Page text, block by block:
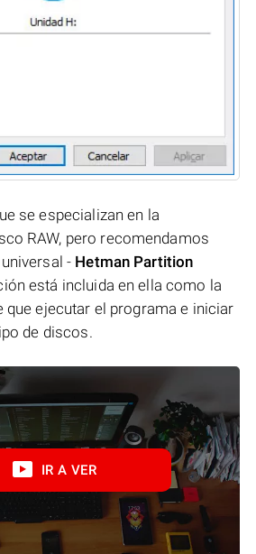
se especializan en la
RAW, pero recomendamos
- Hetman Partition
está incluida en ella como la
que ejecutar el programa e iniciar
de discos.
IR A VER